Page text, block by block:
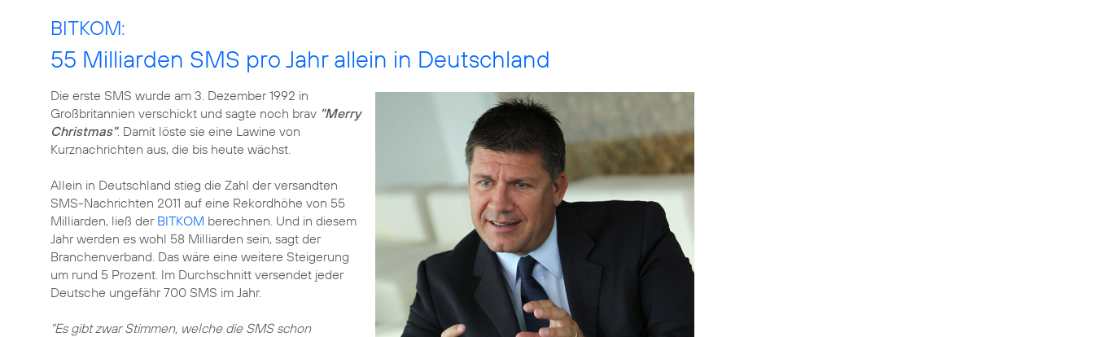
BITKOM:
55 Milliarden SMS pro Jahr allein in Deutschland
Die erste SMS wurde am 3. Dezember 1992 in
Großbritannien verschickt und sagte noch brav "Merry
Christmas". Damit löste sie eine Lawine von
Kurznachrichten aus, die bis heute wächst.
Allein in Deutschland stieg die Zahl der versandten
SMS-Nachrichten 2011 auf eine Rekordhöhe von 55
Milliarden, ließ der BITKOM berechnen. Und in diesem
Jahr werden es wohl 58 Milliarden sein, sagt der
Branchenverband. Das wäre eine weitere Steigerung
um rund 5 Prozent. Im Durchschnitt versendet jeder
Deutsche ungefähr 700 SMS im Jahr.
"Es gibt zwar Stimmen, welche die SMS schon